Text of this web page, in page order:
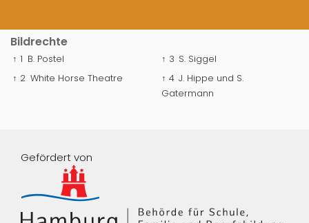
Bildrechte
↑ 1 B. Postel
↑ 2 White Horse Theatre
↑ 3 S. Siggel
↑ 4 J. Hippe und S.
Gatermann
Gefördert von